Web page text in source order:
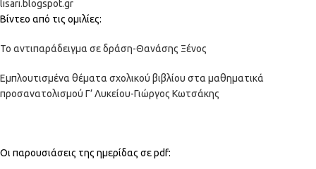
lisari.blogspot.gr
Βίντεο από τις ομιλίες:
Το αντιπαράδειγμα σε δράση-Θανάσης Ξένος
Εμπλουτισμένα θέματα σχολικού βιβλίου στα μαθηματικά
προσανατολισμού Γ’ Λυκείου-Γιώργος Κωτσάκης
Οι παρουσιάσεις της ημερίδας σε pdf: